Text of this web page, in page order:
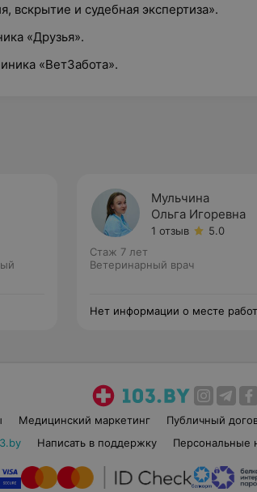
вскрытие и судебная экспертиза».
«Друзья».
«ВетЗабота».
Мульчина
Ольга Игоревна
1 отзыв
5.0
Стаж 7 лет
Ветеринарный врач
Нет информации о месте
Медицинский маркетинг Публичный
Написать в поддержку Персональные